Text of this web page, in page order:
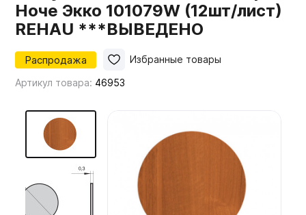
Столешницы
Мой ЭГГЕР
Мебельные образцы, каталоги
Ноче Экко 101079W (12шт/лист)
REHAU ***ВЫВЕДЕНО
Распродажа
Артикул товара: 46953
Избранные товары